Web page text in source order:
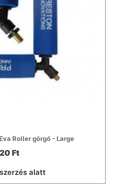
Roller görgő - Large
Ft
alatt